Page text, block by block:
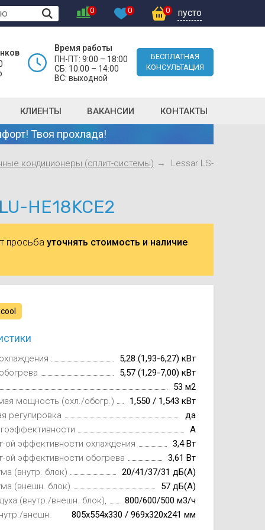
0 0 0 пусто
Время работы
ПН-ПТ: 9:00 – 18:00
СБ: 10:00 – 14:00
ВС: выходной
БЕСПЛАТНАЯ
КОНСУЛЬТАЦИЯ
КЛИЕНТЫ ВАКАНСИИ КОНТАКТЫ
Твоя прохлада!
кондиционеры (сплит-системы)
Lessar LS-
HE18KCE2
просьба уточнять стоимость и наличие
5,28 (1,93-6,27) кВт
5,57 (1,29-7,00) кВт
53 м2
мощность (охл./обогр.)
1,550 / 1,543 кВт
регулировка
да
A
ой эффективности охлаждения
3,4 Вт
ой эффективности обогрева
3,61 Вт
(внутр. блок)
20/41/37/31 дБ(А)
(внешн. блок)
57 дБ(А)
(внутр./внешн. блок),
800/600/500 м3/ч
внешн.
805x554x330 / 969x320x241 мм